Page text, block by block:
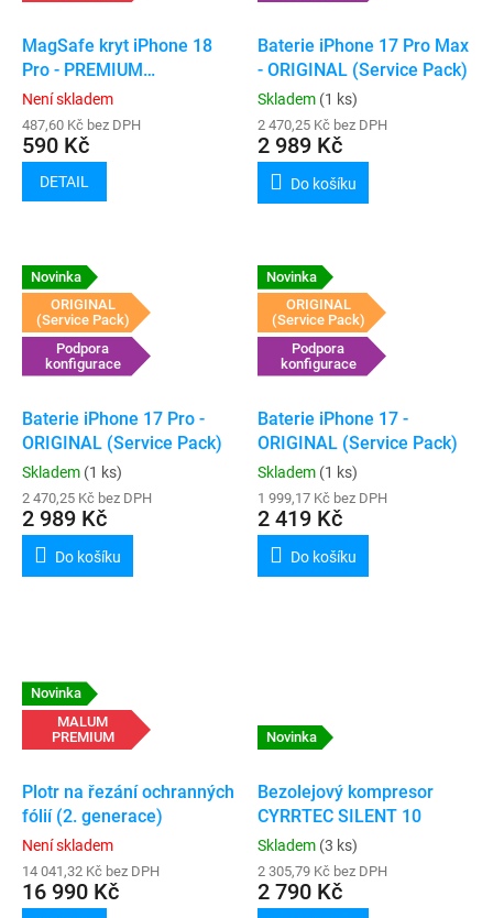
MagSafe kryt iPhone 18
Pro - PREMIUM
(transparent)
Není skladem
487,60 Kč bez DPH
590 Kč
DETAIL
Baterie iPhone 17 Pro Max
- ORIGINAL (Service Pack)
Skladem (1 ks)
2 470,25 Kč bez DPH
2 989 Kč
Do košíku
Novinka
ORIGINAL
(Service Pack)
Podpora
konfigurace
Baterie iPhone 17 Pro -
ORIGINAL (Service Pack)
Skladem (1 ks)
2 470,25 Kč bez DPH
2 989 Kč
Do košíku
Novinka
ORIGINAL
(Service Pack)
Podpora
konfigurace
Baterie iPhone 17 -
ORIGINAL (Service Pack)
Skladem (1 ks)
1 999,17 Kč bez DPH
2 419 Kč
Do košíku
Novinka
MALUM
PREMIUM
Plotr na řezání ochranných
fólií (2. generace)
Není skladem
14 041,32 Kč bez DPH
16 990 Kč
Novinka
Bezolejový kompresor
CYRRTEC SILENT 10
Skladem (3 ks)
2 305,79 Kč bez DPH
2 790 Kč